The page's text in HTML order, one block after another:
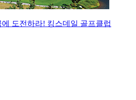
도전하라! 킹스데일 골프클럽